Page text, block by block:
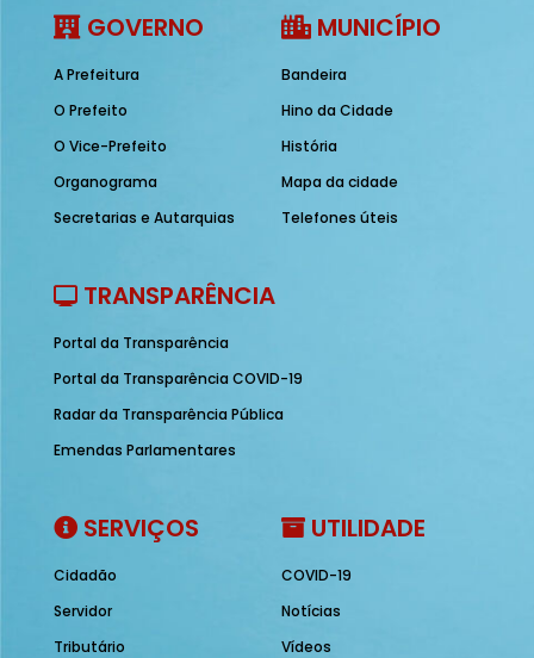
GOVERNO
A Prefeitura
O Prefeito
O Vice-Prefeito
Organograma
Secretarias e Autarquias
MUNICÍPIO
Bandeira
Hino da Cidade
História
Mapa da cidade
Telefones úteis
TRANSPARÊNCIA
Portal da Transparência
Portal da Transparência COVID-19
Radar da Transparência Pública
Emendas Parlamentares
SERVIÇOS
Cidadão
Servidor
Tributário
UTILIDADE
COVID-19
Notícias
Vídeos